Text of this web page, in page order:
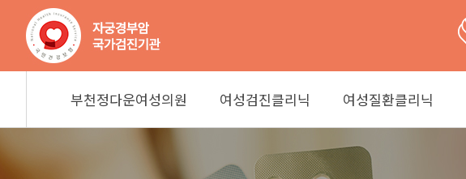
부천정다운여성의원 여성검진클리닉 여성질환클리닉
국가공단검진
생리불순